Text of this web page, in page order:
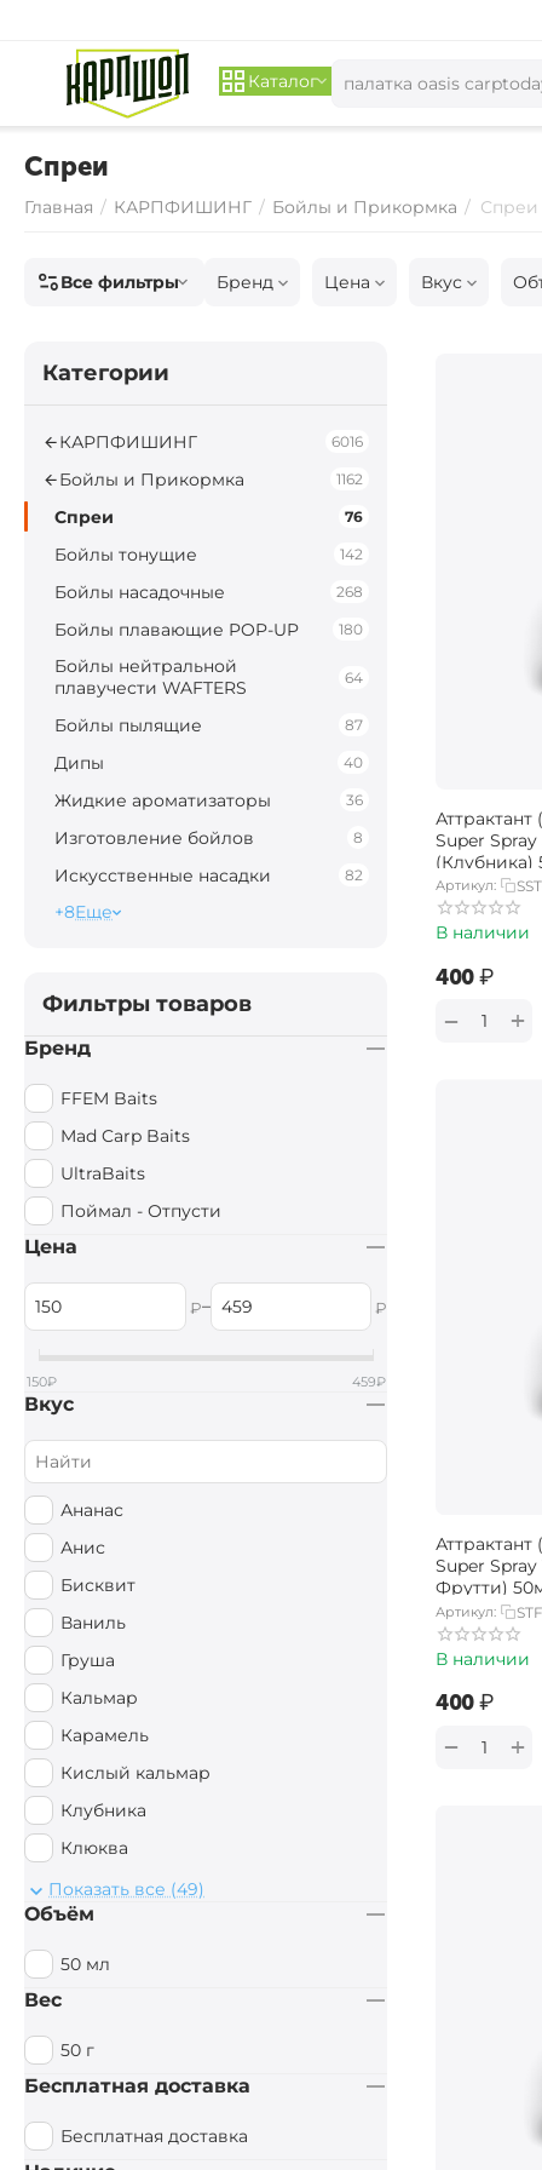
Каталог
Спреи
Главная / КАРПФИШИНГ / Бойлы и Прикормка / Спреи
Все фильтры Бренд Цена Вкус
Аттрактант
Super
(Клубника)
Артикул:
В наличии
‍400‍₽
+
−
Аттрактант
Super
Фрутти)
Артикул:
В наличии
‍400‍₽
+
−
Категории
КАРПФИШИНГ 6016
Бойлы и Прикормка 1162
Спреи 76
Бойлы тонущие 142
Бойлы насадочные 268
Бойлы плавающие POP-UP 180
Бойлы нейтральной
плавучести WAFTERS
64
Бойлы пылящие 87
Дипы 40
Жидкие ароматизаторы 36
Изготовление бойлов 8
Искусственные насадки 82
+8Еще
Фильтры товаров
Бренд
FFEM Baits
Mad Carp Baits
UltraBaits
Поймал - Отпусти
Цена
₽– ₽
150₽ 459₽
Вкус
Ананас
Анис
Бисквит
Ваниль
Груша
Кальмар
Карамель
Кислый кальмар
Клубника
Клюква
Конопля
Кориандр
Корица
Краб
Мандарин
Показать все (49)
Объём
50 мл
Вес
50 г
Бесплатная доставка
Бесплатная доставка